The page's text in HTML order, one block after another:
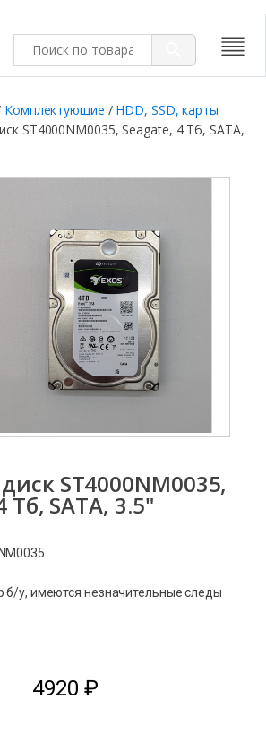
Комплектующие / HDD, SSD, карты
ST4000NM0035, Seagate, 4 Тб, SATA,
ST4000NM0035,
Тб, SATA, 3.5"
б/у, имеются незначительные следы
4920 ₽